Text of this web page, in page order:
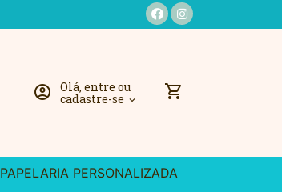
account_circle Olá, entre ou
cadastre-se expand_more shopping_cart
PAPELARIA PERSONALIZADA